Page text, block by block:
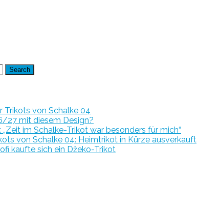
Trikots von Schalke 04
27 mit diesem Design?
„Zeit im Schalke-Trikot war besonders für mich“
von Schalke 04: Heimtrikot in Kürze ausverkauft
kaufte sich ein Džeko-Trikot